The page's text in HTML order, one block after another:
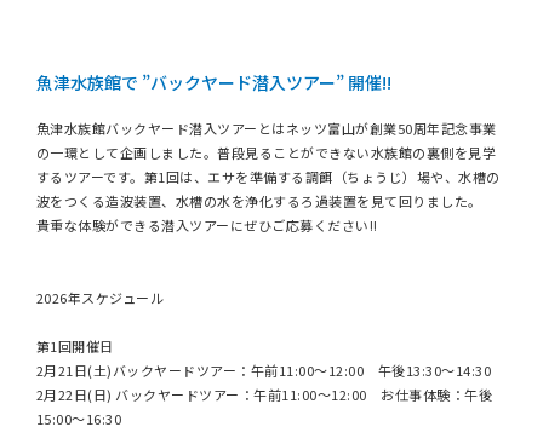
魚津水族館で ”バックヤード潜入ツアー” 開催!!
魚津水族館バックヤード潜入ツアーとはネッツ富山が創業50周年記念事業
の一環として企画しました。普段見ることができない水族館の裏側を見学
するツアーです。第1回は、エサを準備する調餌（ちょうじ）場や、水槽の
波をつくる造波装置、水槽の水を浄化するろ過装置を見て回りました。
貴重な体験ができる潜入ツアーにぜひご応募ください!!
2026年スケジュール
第1回開催日
2月21日(土)バックヤードツアー：午前11:00〜12:00 午後13:30〜14:30
2月22日(日) バックヤードツアー：午前11:00〜12:00 お仕事体験：午後
15:00〜16:30